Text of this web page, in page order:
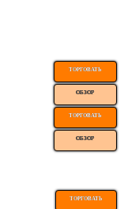
ТОРГОВАТЬ
ОБЗОР
ТОРГОВАТЬ
ОБЗОР
ТОРГОВАТЬ